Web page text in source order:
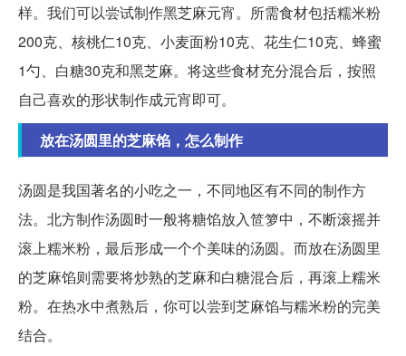
样。我们可以尝试制作黑芝麻元宵。所需食材包括糯米粉
200克、核桃仁10克、小麦面粉10克、花生仁10克、蜂蜜
1勺、白糖30克和黑芝麻。将这些食材充分混合后，按照
自己喜欢的形状制作成元宵即可。
放在汤圆里的芝麻馅，怎么制作
汤圆是我国著名的小吃之一，不同地区有不同的制作方
法。北方制作汤圆时一般将糖馅放入笸箩中，不断滚摇并
滚上糯米粉，最后形成一个个美味的汤圆。而放在汤圆里
的芝麻馅则需要将炒熟的芝麻和白糖混合后，再滚上糯米
粉。在热水中煮熟后，你可以尝到芝麻馅与糯米粉的完美
结合。